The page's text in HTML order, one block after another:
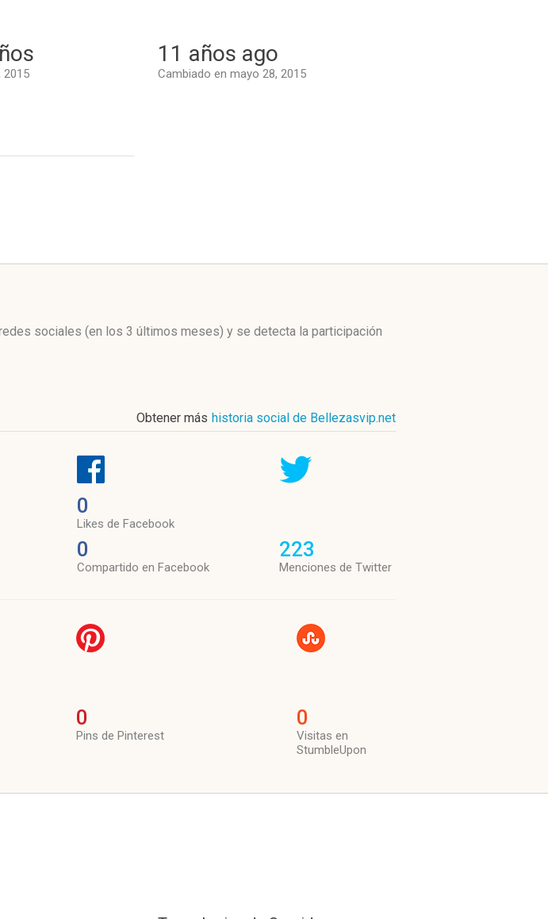
2015
11 años ago
Cambiado en mayo 28, 2015
sociales (en los 3 últimos meses) y se detecta la participación
Obtener más historia social de Bellezasvip.net
0
Likes de Facebook
0
Compartido en Facebook
223
Menciones de Twitter
0
Pins de Pinterest
0
Visitas en
StumbleUpon